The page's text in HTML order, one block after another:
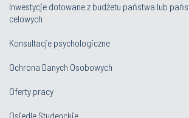
Inwestycje dotowane z budżetu państwa lub
celowych
Konsultacje psychologiczne
Ochrona Danych Osobowych
Oferty pracy
Osiedle Studenckie